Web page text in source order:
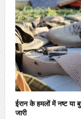
ईरान के हमलों में नष्ट या
जारी